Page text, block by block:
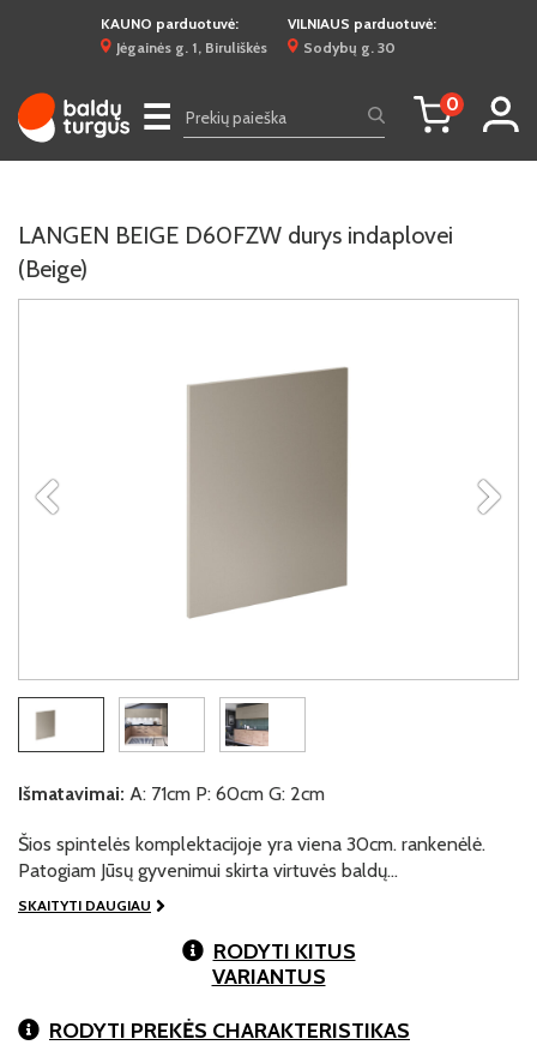
KAUNO parduotuvė:
Jėgainės g. 1, Biruliškės
VILNIAUS parduotuvė:
Sodybų g. 30
☰ 0
LANGEN BEIGE D60FZW durys indaplovei
(Beige)
Išmatavimai: A: 71cm P: 60cm G: 2cm
Šios spintelės komplektacijoje yra viena 30cm. rankenėlė.
Patogiam Jūsų gyvenimui skirta virtuvės baldų…
SKAITYTI DAUGIAU
RODYTI KITUS
VARIANTUS
RODYTI PREKĖS CHARAKTERISTIKAS